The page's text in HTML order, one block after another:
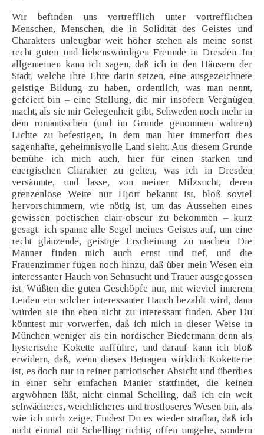
Wir befinden uns vortrefflich unter vortrefflichen
Menschen, Menschen, die in Solidität des Geistes und
Charakters unleugbar weit höher stehen als meine sonst
recht guten und liebenswürdigen Freunde in Dresden. Im
allgemeinen kann ich sagen, daß ich in den Häusern der
Stadt, welche ihre Ehre darin setzen, eine ausgezeichnete
geistige Bildung zu haben, ordentlich, was man nennt,
gefeiert bin – eine Stellung, die mir insofern Vergnügen
macht, als sie mir Gelegenheit gibt, Schweden noch mehr in
dem romantischen (und im Grunde genommen wahren)
Lichte zu befestigen, in dem man hier immerfort dies
sagenhafte, geheimnisvolle Land sieht. Aus diesem Grunde
bemühe ich mich auch, hier für einen starken und
energischen Charakter zu gelten, was ich in Dresden
versäumte, und lasse, von meiner Milzsucht, deren
grenzenlose Weite nur Hjort bekannt ist, bloß soviel
hervorschimmern, wie nötig ist, um das Aussehen eines
gewissen poetischen clair-obscur zu bekommen – kurz
gesagt: ich spanne alle Segel meines Geistes auf, um eine
recht glänzende, geistige Erscheinung zu machen. Die
Männer finden mich auch ernst und tief, und die
Frauenzimmer fügen noch hinzu, daß über mein Wesen ein
interessanter Hauch von Sehnsucht und Trauer ausgegossen
ist. Wüßten die guten Geschöpfe nur, mit wieviel innerem
Leiden ein solcher interessanter Hauch bezahlt wird, dann
würden sie ihn eben nicht zu interessant finden. Aber Du
könntest mir vorwerfen, daß ich mich in dieser Weise in
München weniger als ein nordischer Biedermann denn als
hysterische Kokette aufführe, und darauf kann ich bloß
erwidern, daß, wenn dieses Betragen wirklich Koketterie
ist, es doch nur in reiner patriotischer Absicht und überdies
in einer sehr einfachen Manier stattfindet, die keinen
argwöhnen läßt, nicht einmal Schelling, daß ich ein weit
schwächeres, weichlicheres und trostloseres Wesen bin, als
wie ich mich zeige. Findest Du es wieder strafbar, daß ich
nicht einmal mit Schelling richtig offen umgehe, sondern